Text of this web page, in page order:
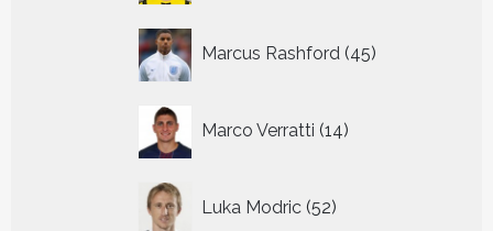
Marcus Rashford 45
producten
Marco Verratti 14
producten
Luka Modric 52
producten